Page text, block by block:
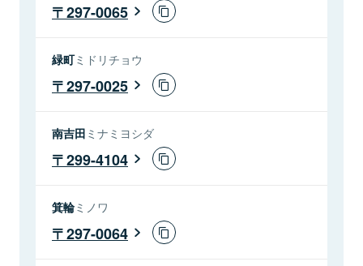
297-0065
緑町ミドリチョウ
297-0025
南吉田 ミナミヨシダ
299-4104
箕輪ミノワ
297-0064